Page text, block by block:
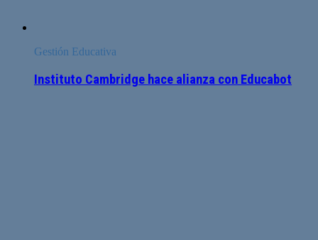
Gestión Educativa
Instituto Cambridge hace alianza con Educabot